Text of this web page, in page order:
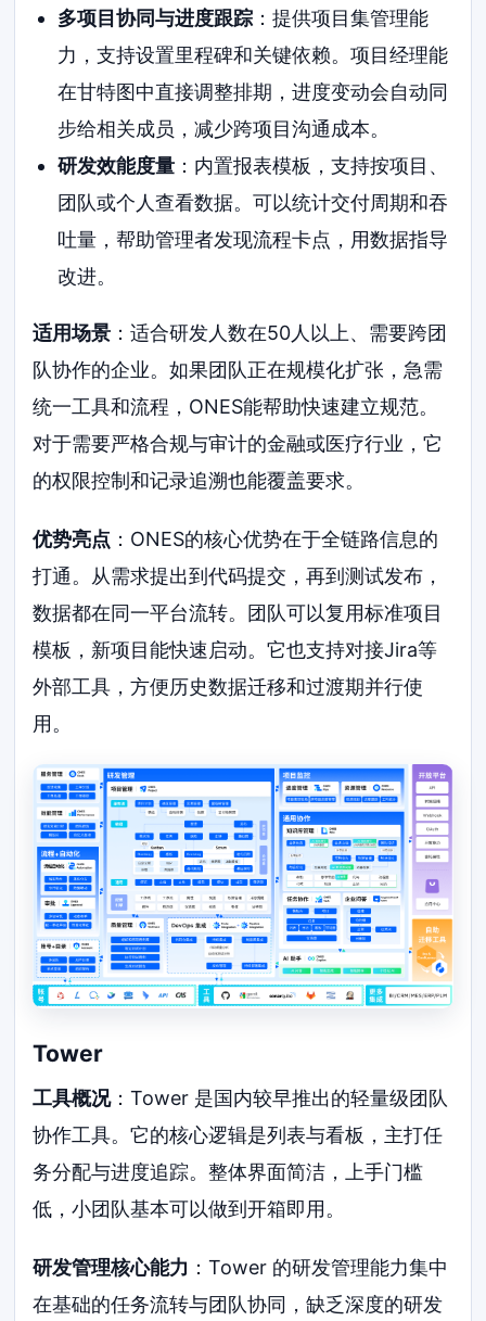
多项目协同与进度跟踪：提供项目集管理能
力，支持设置里程碑和关键依赖。项目经理能
在甘特图中直接调整排期，进度变动会自动同
步给相关成员，减少跨项目沟通成本。
研发效能度量：内置报表模板，支持按项目、
团队或个人查看数据。可以统计交付周期和吞
吐量，帮助管理者发现流程卡点，用数据指导
改进。
适用场景 ：适合研发人数在50人以上、需要跨团
队协作的企业。如果团队正在规模化扩张，急需
统一工具和流程，ONES能帮助快速建立规范。
对于需要严格合规与审计的金融或医疗行业，它
的权限控制和记录追溯也能覆盖要求。
优势亮点 ：ONES的核心优势在于全链路信息的
打通。从需求提出到代码提交，再到测试发布，
数据都在同一平台流转。团队可以复用标准项目
模板，新项目能快速启动。它也支持对接Jira等
外部工具，方便历史数据迁移和过渡期并行使
用。
Tower
工具概况：Tower 是国内较早推出的轻量级团队
协作工具。它的核心逻辑是列表与看板，主打任
务分配与进度追踪。整体界面简洁，上手门槛
低，小团队基本可以做到开箱即用。
研发管理核心能力 ：Tower 的研发管理能力集中
在基础的任务流转与团队协同，缺乏深度的研发